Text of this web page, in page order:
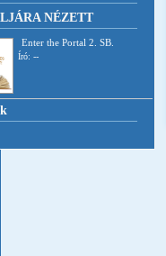
NÉZETT
Enter the Portal 2. SB.
Író: --